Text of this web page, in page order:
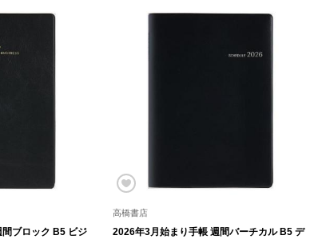
ブロック B5 ビジ
高橋書店
2026年3月始まり手帳 週間バーチカル B5 デ